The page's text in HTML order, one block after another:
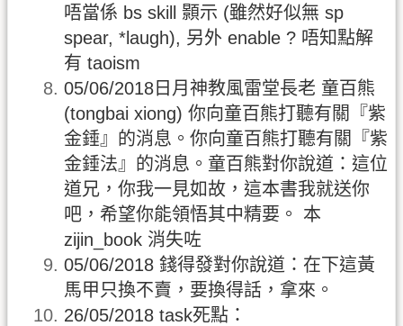
唔當係 bs skill 顥示 (雖然好似無 sp
spear, *laugh), 另外 enable ? 唔知點解
有 taoism
05/06/2018日月神教風雷堂長老 童百熊
(tongbai xiong) 你向童百熊打聽有關『紫
金錘』的消息。你向童百熊打聽有關『紫
金錘法』的消息。童百熊對你說道：這位
道兄，你我一見如故，這本書我就送你
吧，希望你能領悟其中精要。 本
zijin_book 消失咗
05/06/2018 錢得發對你說道：在下這黃
馬甲只換不賣，要換得話，拿來。
26/05/2018 task死點：